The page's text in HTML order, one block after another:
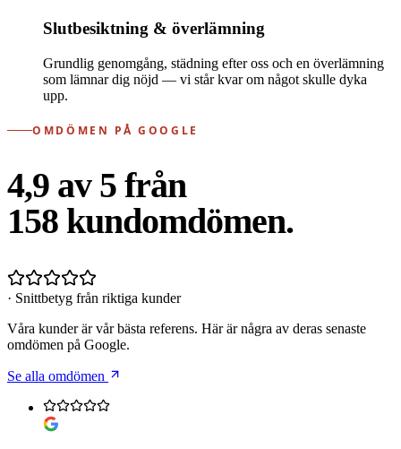
Slutbesiktning & överlämning
Grundlig genomgång, städning efter oss och en överlämning
som lämnar dig nöjd — vi står kvar om något skulle dyka
upp.
OMDÖMEN PÅ GOOGLE
4,9 av 5 från
158 kundomdömen.
· Snittbetyg från riktiga kunder
Våra kunder är vår bästa referens. Här är några av deras senaste
omdömen på Google.
Se alla omdömen